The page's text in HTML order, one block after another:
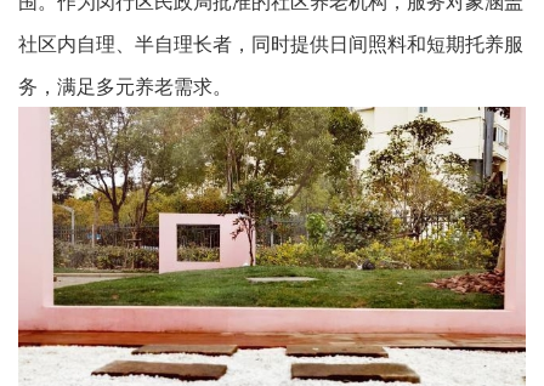
社区内自理、半自理长者，同时提供日间照料和短期托养服
务，满足多元养老需求。​